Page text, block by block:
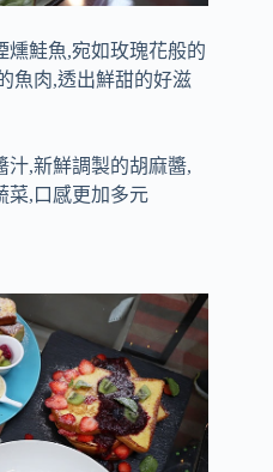
燻鮭魚,宛如玫瑰花般的
魚肉,透出鮮甜的好滋
汁,新鮮調製的胡麻醬,
菜,口感更加多元